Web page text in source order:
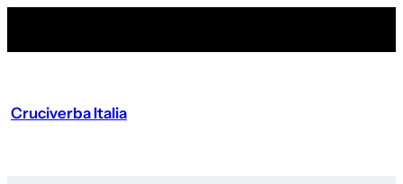
Cruciverba Italia